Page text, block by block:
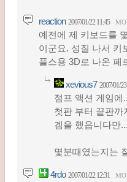
reaction 2007/01/22 11:45
예전에 제 키보드를
이군요. 성질 나서 키
플스용 3D로 나온 페
xevious7 2007/01/
점프 액션 게임에
첫판 부터 끝판까
겜을 했읍니다만
몇분때였는지는
4rdo 2007/01/22 12:31